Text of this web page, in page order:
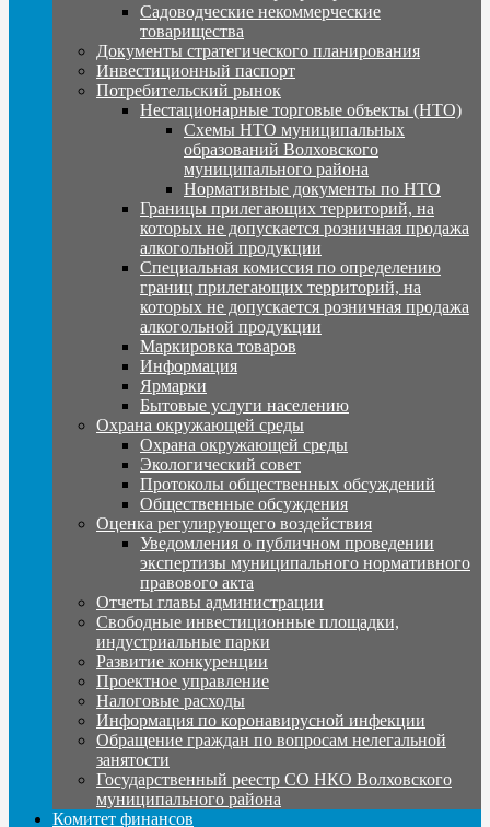
Садоводческие некоммерческие
товарищества
Документы стратегического планирования
Инвестиционный паспорт
Потребительский рынок
Нестационарные торговые объекты (НТО)
Схемы НТО муниципальных
образований Волховского
муниципального района
Нормативные документы по НТО
Границы прилегающих территорий, на
которых не допускается розничная продажа
алкогольной продукции
Специальная комиссия по определению
границ прилегающих территорий, на
которых не допускается розничная продажа
алкогольной продукции
Маркировка товаров
Информация
Ярмарки
Бытовые услуги населению
Охрана окружающей среды
Охрана окружающей среды
Экологический совет
Протоколы общественных обсуждений
Общественные обсуждения
Оценка регулирующего воздействия
Уведомления о публичном проведении
экспертизы муниципального нормативного
правового акта
Отчеты главы администрации
Свободные инвестиционные площадки,
индустриальные парки
Развитие конкуренции
Проектное управление
Налоговые расходы
Информация по коронавирусной инфекции
Обращение граждан по вопросам нелегальной
занятости
Государственный реестр СО НКО Волховского
муниципального района
Комитет финансов